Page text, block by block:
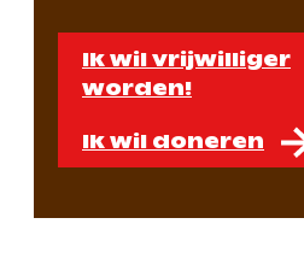
Ik wil vrijwilliger
worden!
Ik wil doneren